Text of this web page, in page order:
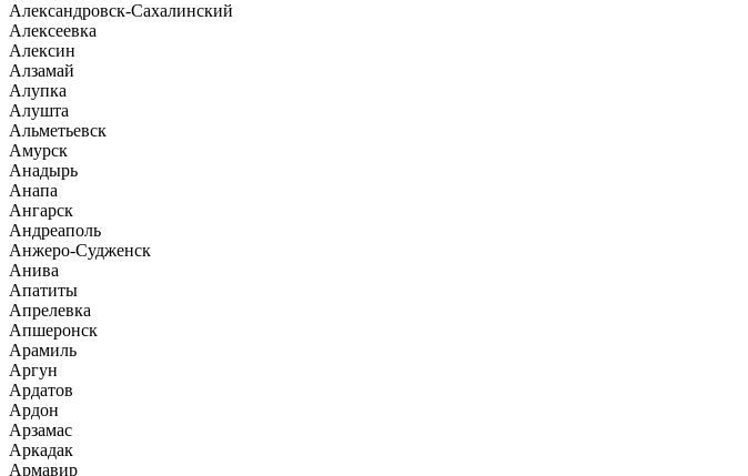
Александровск-Сахалинский
Алексеевка
Алексин
Алзамай
Алупка
Алушта
Альметьевск
Амурск
Анадырь
Анапа
Ангарск
Андреаполь
Анжеро-Судженск
Анива
Апатиты
Апрелевка
Апшеронск
Арамиль
Аргун
Ардатов
Ардон
Арзамас
Аркадак
Армавир